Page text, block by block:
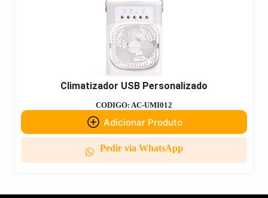
Climatizador USB Personalizado
CODIGO: AC-UMI012
Adicionar Produto
Pedir via WhatsApp